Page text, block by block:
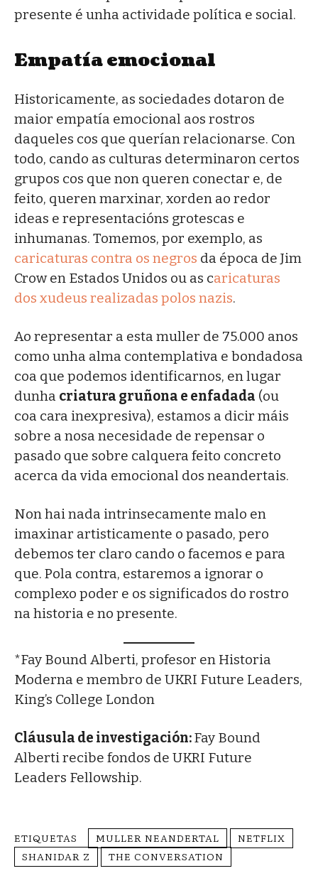
presente é unha actividade política e social.
Empatía emocional
Historicamente, as sociedades dotaron de
maior empatía emocional aos rostros
daqueles cos que querían relacionarse. Con
todo, cando as culturas determinaron certos
grupos cos que non queren conectar e, de
feito, queren marxinar, xorden ao redor
ideas e representacións grotescas e
inhumanas. Tomemos, por exemplo, as
caricaturas contra os negros da época de Jim
Crow en Estados Unidos ou as caricaturas
dos xudeus realizadas polos nazis.
Ao representar a esta muller de 75.000 anos
como unha alma contemplativa e bondadosa
coa que podemos identificarnos, en lugar
dunha criatura gruñona e enfadada (ou
coa cara inexpresiva), estamos a dicir máis
sobre a nosa necesidade de repensar o
pasado que sobre calquera feito concreto
acerca da vida emocional dos neandertais.
Non hai nada intrinsecamente malo en
imaxinar artisticamente o pasado, pero
debemos ter claro cando o facemos e para
que. Pola contra, estaremos a ignorar o
complexo poder e os significados do rostro
na historia e no presente.
*Fay Bound Alberti, profesor en Historia
Moderna e membro de UKRI Future Leaders,
King’s College London
Cláusula de investigación:Fay Bound
Alberti recibe fondos de UKRI Future
Leaders Fellowship.
ETIQUETAS MULLER NEANDERTAL
NETFLIX
SHANIDAR Z
THE CONVERSATION